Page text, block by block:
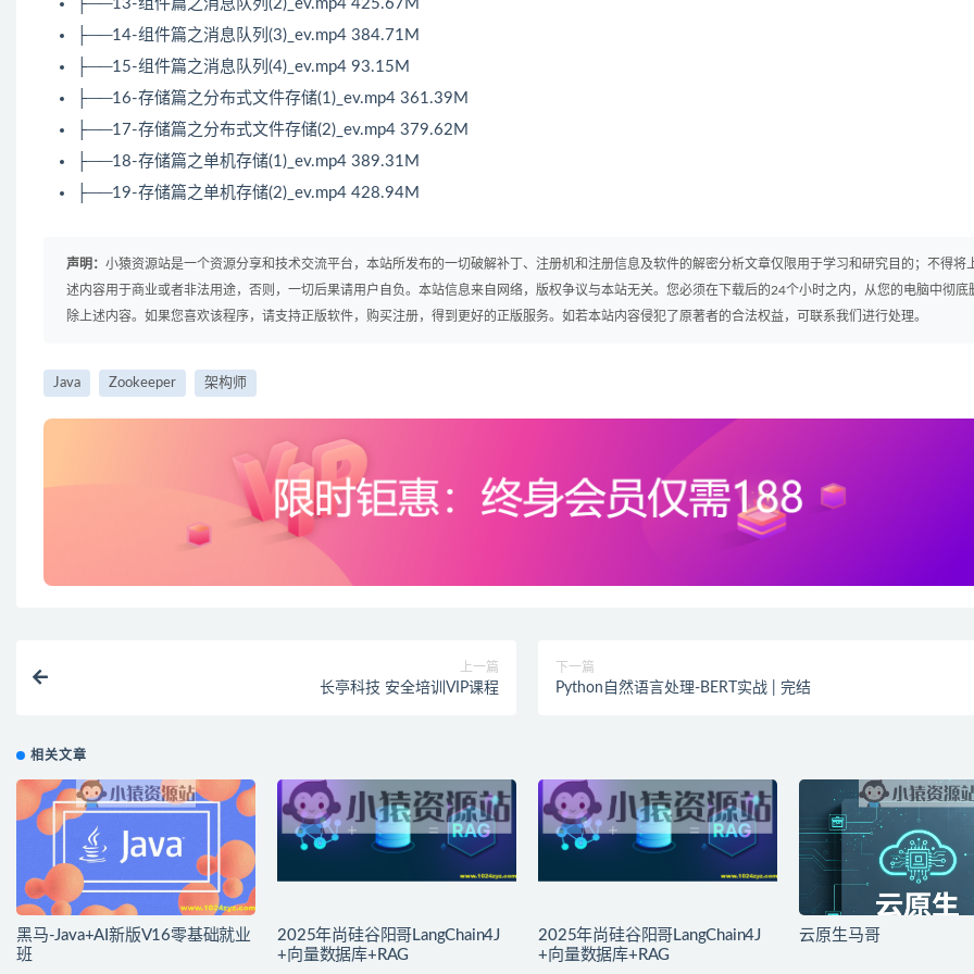
├──13-组件篇之消息队列(2)_ev.mp4 425.67M
├──14-组件篇之消息队列(3)_ev.mp4 384.71M
├──15-组件篇之消息队列(4)_ev.mp4 93.15M
├──16-存储篇之分布式文件存储(1)_ev.mp4 361.39M
├──17-存储篇之分布式文件存储(2)_ev.mp4 379.62M
├──18-存储篇之单机存储(1)_ev.mp4 389.31M
├──19-存储篇之单机存储(2)_ev.mp4 428.94M
声明： 小猿资源站是一个资源分享和技术交流平台，本站所发布的一切破解补丁、注册机和注册信息及软件的解密分析文章仅限用于学习和研究目的；不得将
述内容用于商业或者非法用途，否则，一切后果请用户自负。本站信息来自网络，版权争议与本站无关。您必须在下载后的24个小时之内，从您的电脑中彻底
除上述内容。如果您喜欢该程序，请支持正版软件，购买注册，得到更好的正版服务。如若本站内容侵犯了原著者的合法权益，可联系我们进行处理。
Java Zookeeper 架构师
上一篇
长亭科技 安全培训VIP课程
下一篇
Python自然语言处理-BERT实战 | 完结
相关文章
黑马-Java+AI新版V16零基础就业
班
2025年尚硅谷阳哥LangChain4J
+向量数据库+RAG
2025年尚硅谷阳哥LangChain4J
+向量数据库+RAG
云原生马哥